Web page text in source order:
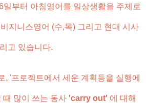
일부터 아침영어를 일상생활을 주제로
비지니스영어 (수,목) 그리고 현대 시사
고 있습니다.
, '프로젝트에서 세운 계획등을 실행에
때 많이 쓰는 동사 'carry out' 에 대해